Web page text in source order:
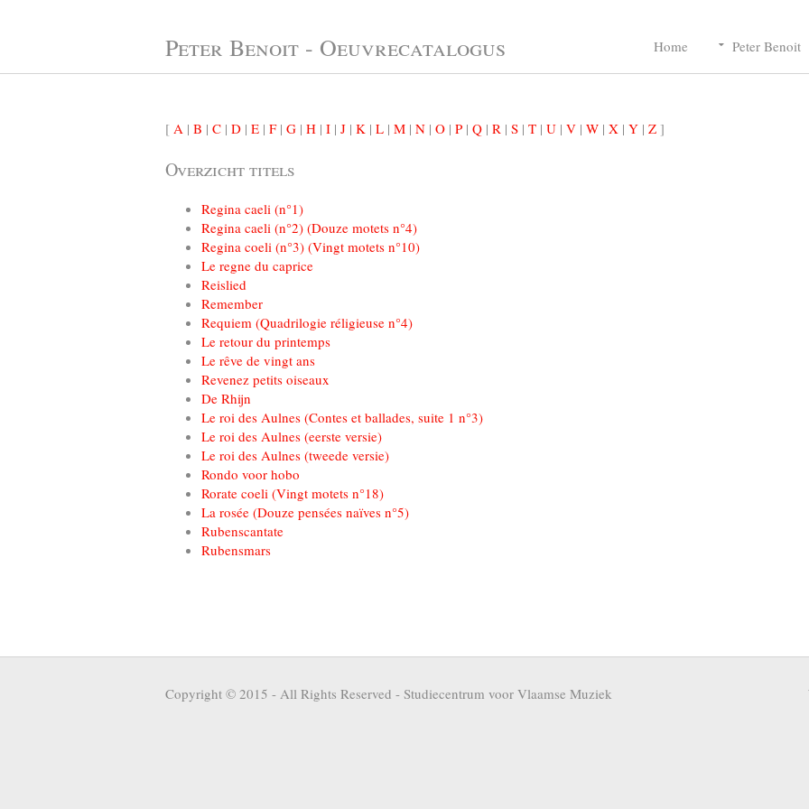
Peter Benoit - Oeuvrecatalogus Home Peter Benoit
[ A | B | C | D | E | F| G | H | I | J | K | L | M | N | O | P | Q | R | S | T | U | V | W | X | Y | Z ]
Overzicht titels
Regina caeli (n°1)
Regina caeli (n°2) (Douze motets n°4)
Regina coeli (n°3) (Vingt motets n°10)
Le regne du caprice
Reislied
Remember
Requiem (Quadrilogie réligieuse n°4)
Le retour du printemps
Le rêve de vingt ans
Revenez petits oiseaux
De Rhijn
Le roi des Aulnes (Contes et ballades, suite 1 n°3)
Le roi des Aulnes (eerste versie)
Le roi des Aulnes (tweede versie)
Rondo voor hobo
Rorate coeli (Vingt motets n°18)
La rosée (Douze pensées naïves n°5)
Rubenscantate
Rubensmars
Copyright © 2015 - All Rights Reserved - Studiecentrum voor Vlaamse Muziek